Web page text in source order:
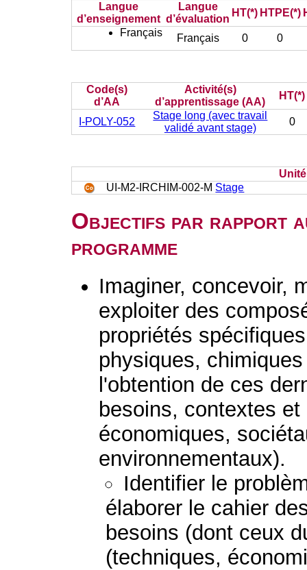
Langue
d’enseignement
Langue
d’évaluation
HT(*) HTPE(*)
Français
Français 0 0
Code(s)
d’AA
Activité(s)
d’apprentissage (AA)
HT(*)
I-POLY-052
Stage long (avec travail
validé avant stage)
0
UI-M2-IRCHIM-002-M Stage
Objectifs par rapport
programme
Imaginer, concevoir,
exploiter des
propriétés
physiques,
l'obtention de ces
besoins, contextes
économiques,
environnementaux).
Identifier le
élaborer le cahier
besoins (dont ceux
(techniques,